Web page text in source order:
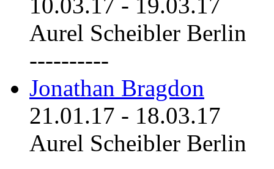
Aurel Scheibler Berlin
----------
Jonathan Bragdon
21.01.17 - 18.03.17
Aurel Scheibler Berlin